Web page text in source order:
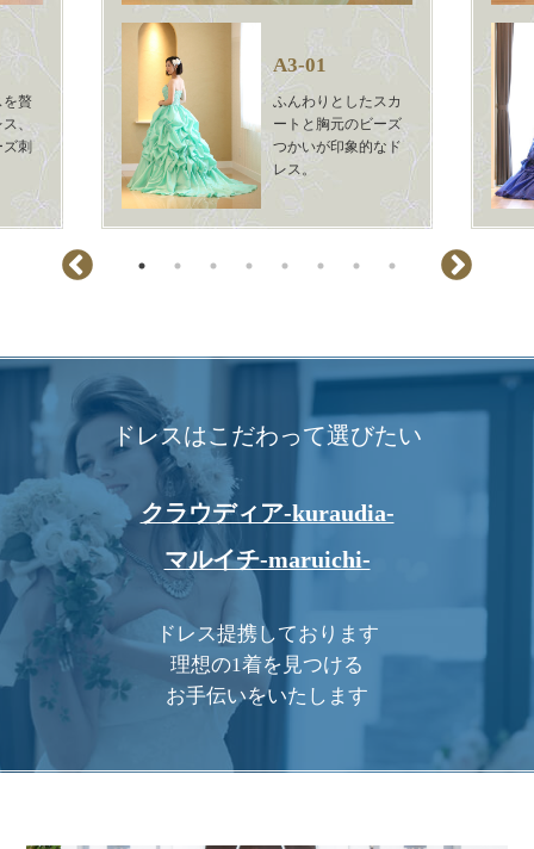
を贅
、
刺
A3-01
ふんわりとしたスカ
ートと胸元のビーズ
つかいが印象的なド
レス。
ドレスはこだわって選びたい
クラウディア-kuraudia-
マルイチ-maruichi-
ドレス提携しております
理想の1着を見つける
お手伝いをいたします